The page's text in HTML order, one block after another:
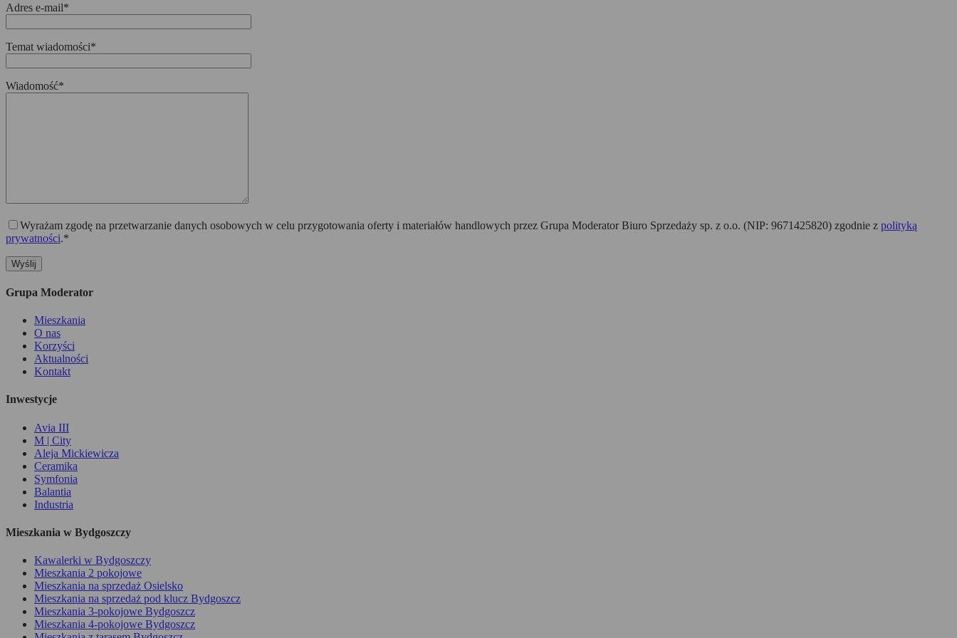
Adres e-mail*
Temat wiadomości*
Wiadomość*
Wyrażam zgodę na przetwarzanie danych osobowych w celu przygotowania oferty i materiałów handlowych przez Grupa Moderator Biuro Sprzedaży sp. z o.o. (NIP: 9671425820) zgodnie z polityką
prywatności.*
Grupa Moderator
Mieszkania
O nas
Korzyści
Aktualności
Kontakt
Inwestycje
Avia III
M | City
Aleja Mickiewicza
Ceramika
Symfonia
Balantia
Industria
Mieszkania w Bydgoszczy
Kawalerki w Bydgoszczy
Mieszkania 2 pokojowe
Mieszkania na sprzedaż Osielsko
Mieszkania na sprzedaż pod klucz Bydgoszcz
Mieszkania 3-pokojowe Bydgoszcz
Mieszkania 4-pokojowe Bydgoszcz